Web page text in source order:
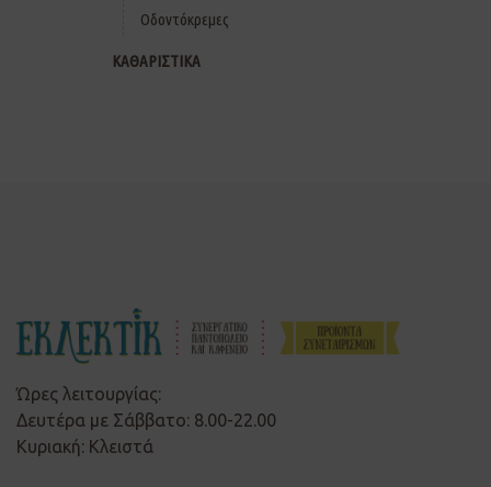
Οδοντόκρεμες
ΚΑΘΑΡΙΣΤΙΚΑ
Ώρες λειτουργίας:
Δευτέρα με Σάββατο: 8.00-22.00
Κυριακή: Κλειστά